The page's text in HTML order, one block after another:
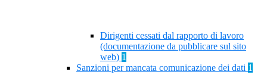
Dirigenti cessati dal rapporto di lavoro
(documentazione da pubblicare sul sito
web) 1
Sanzioni per mancata comunicazione dei dati 1